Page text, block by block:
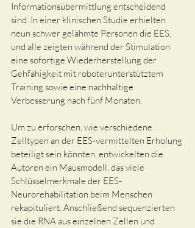
Informationsübermittlung entscheidend
sind. In einer klinischen Studie erhielten
neun schwer gelähmte Personen die EES,
und alle zeigten während der Stimulation
eine sofortige Wiederherstellung der
Gehfähigkeit mit roboterunterstütztem
Training sowie eine nachhaltige
Verbesserung nach fünf Monaten.
Um zu erforschen, wie verschiedene
Zelltypen an der EES-vermittelten Erholung
beteiligt sein könnten, entwickelten die
Autoren ein Mausmodell, das viele
Schlüsselmerkmale der EES-
Neurorehabilitation beim Menschen
rekapituliert. Anschließend sequenzierten
sie die RNA aus einzelnen Zellen und